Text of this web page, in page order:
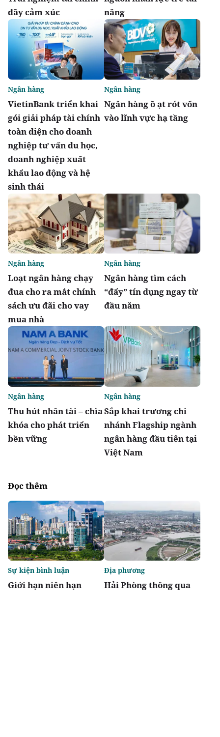
đầy cảm xúc
năng
VietinBank triển khai
gói giải pháp tài chính
toàn diện cho doanh
nghiệp tư vấn du học,
doanh nghiệp xuất
khẩu lao động và hệ
sinh thái
Ngân hàng
Ngân hàng ồ ạt rót vốn
vào lĩnh vực hạ tầng
Ngân hàng
Loạt ngân hàng chạy
đua cho ra mắt chính
sách ưu đãi cho vay
mua nhà
Ngân hàng
Ngân hàng tìm cách
“đẩy” tín dụng ngay từ
đầu năm
Ngân hàng
Thu hút nhân tài – chìa
khóa cho phát triển
bền vững
Ngân hàng
Sắp khai trương chi
nhánh Flagship ngành
ngân hàng đầu tiên tại
Việt Nam
Ngân hàng
Đọc thêm
Giới hạn niên hạn
Sự kiện bình luận
Hải Phòng thông qua
Địa phương